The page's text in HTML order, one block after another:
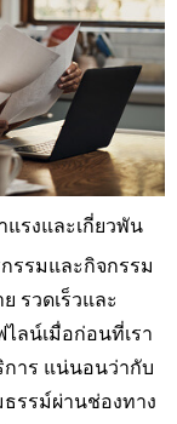
รงและเกี่ยวพัน
รรมและกิจกรรม
รวดเร็วและ
ลน์เมื่อก่อนที่เรา
การ แน่นอนว่ากับ
รรม์ผ่านช่องทาง